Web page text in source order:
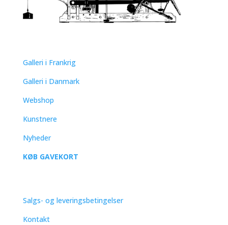
Galleri i Frankrig
Galleri i Danmark
Webshop
Kunstnere
Nyheder
KØB GAVEKORT
Salgs- og leveringsbetingelser
Kontakt